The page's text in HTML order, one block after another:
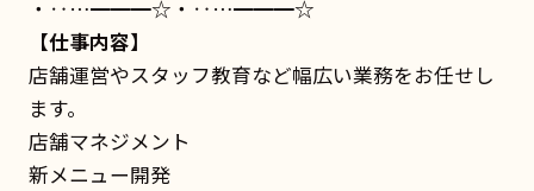
・‥…━━━☆・‥…━━━☆
【仕事内容】
店舗運営やスタッフ教育など幅広い業務をお任せし
ます。
店舗マネジメント
新メニュー開発